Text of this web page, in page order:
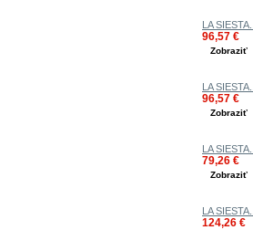
LA SIESTA...
96,57 €
Zobraziť
LA SIESTA...
96,57 €
Zobraziť
LA SIESTA...
79,26 €
Zobraziť
LA SIESTA...
124,26 €